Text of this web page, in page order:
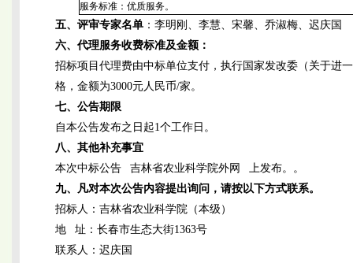
服务标准：优质服务。
五、评审专家名单 ：李明刚、李慧、宋馨、乔淑梅、迟庆国
六、代理服务收费标准及金额：
招标项目代理费由中标单位支付，执行国家发改委（关于进
格，金额为3000元人民币/家。
七、公告期限
自本公告发布之日起1个工作日。
八、其他补充事宜
本次中标公告 吉林省农业科学院外网 上发布。。
九、凡对本次公告内容提出询问，请按以下方式联系。
招标人：吉林省农业科学院（本级）
地 址：长春市生态大街1363号
联系人：迟庆国